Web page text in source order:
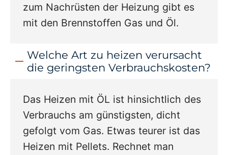
zum Nachrüsten der Heizung gibt es
mit den Brennstoffen Gas und Öl.
Welche Art zu heizen verursacht
die geringsten Verbrauchskosten?
Das Heizen mit ÖL ist hinsichtlich des
Verbrauchs am günstigsten, dicht
gefolgt vom Gas. Etwas teurer ist das
Heizen mit Pellets. Rechnet man